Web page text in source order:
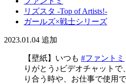
リズスタ -Top of Artists!-
ガールズ×戦士シリーズ
2023.01.04 追加
【壁紙】いつも #ファントミ
りがとう♪ビデオチャットで
り合う時や、お仕事で使用